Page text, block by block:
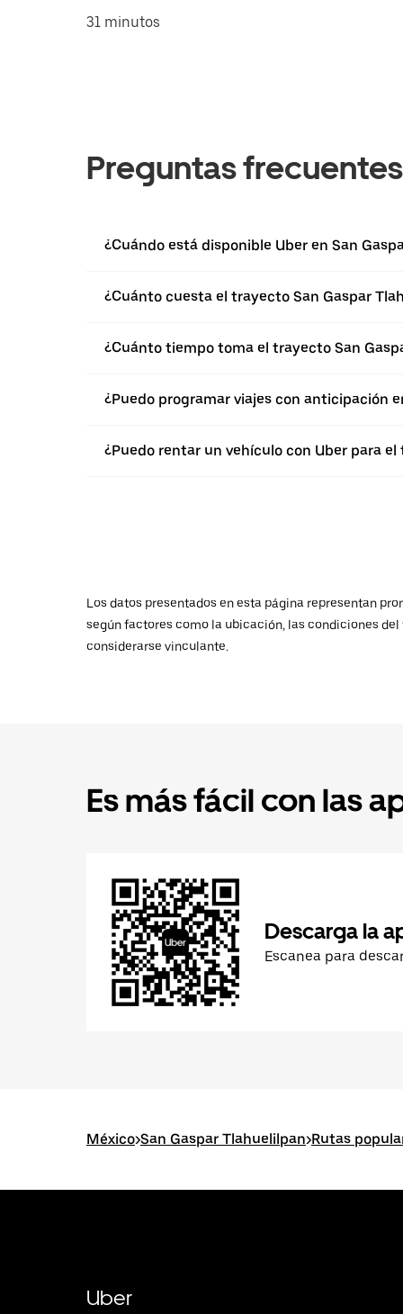
31 minutos
Preguntas frecuentes
¿Cuándo está disponible Uber en San
¿Cuánto cuesta el trayecto San Gaspar
¿Cuánto tiempo toma el trayecto San
¿Puedo programar viajes con anticipación
¿Puedo rentar un vehículo con Uber para
Los datos presentados en esta página representan
según factores como la ubicación, las condiciones
considerarse vinculante.
Es más fácil con las
Descarga la
Escanea para
México>San Gaspar Tlahuelilpan>Rutas
Uber